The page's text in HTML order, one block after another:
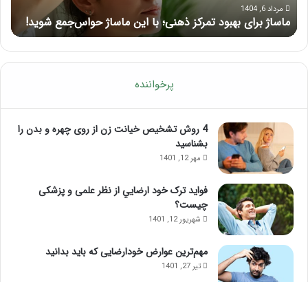
حواس‌جمع
شوید!
مرداد 6, 1404
ماساژ برای بهبود تمرکز ذهنی؛ با این ماساژ حواس‌جمع شوید!
پرخواننده
4 روش تشخیص خیانت زن از روی چهره و بدن را
بشناسید
مهر 12, 1401
فواید ترک خود ارضايي از نظر علمی و پزشکی
چیست؟
شهریور 12, 1401
مهم‌ترین عوارض خودارضایی که باید بدانید
تیر 27, 1401